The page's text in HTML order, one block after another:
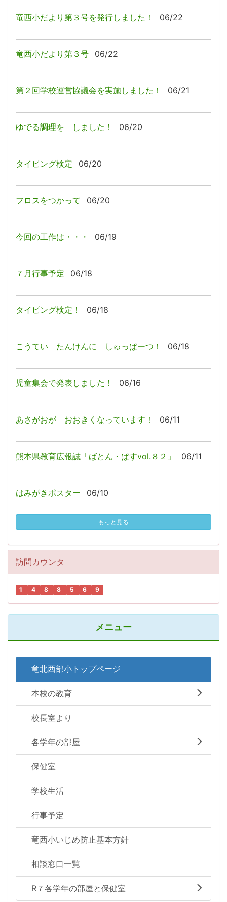
竜西小だより第３号を発行しました！ 06/22
竜西小だより第３号 06/22
第２回学校運営協議会を実施しました！ 06/21
ゆでる調理を しました！ 06/20
タイピング検定 06/20
フロスをつかって 06/20
今回の工作は・・・ 06/19
７月行事予定 06/18
タイピング検定！ 06/18
こうてい たんけんに しゅっぱーつ！ 06/18
児童集会で発表しました！ 06/16
あさがおが おおきくなっています！ 06/11
熊本県教育広報誌「ばとん・ぱすvol.８２」 06/11
はみがきポスター 06/10
もっと見る
訪問カウンタ
1 4 8 8 5 6 9
メニュー
竜北西部小トップページ
本校の教育
校長室より
各学年の部屋
保健室
学校生活
行事予定
竜西小いじめ防止基本方針
相談窓口一覧
R７各学年の部屋と保健室